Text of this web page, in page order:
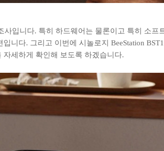
입니다. 특히 하드웨어는 물론이고 특히 소프
니다. 그리고 이번에 시놀로지 BeeStation
세하게 확인해 보도록 하겠습니다.